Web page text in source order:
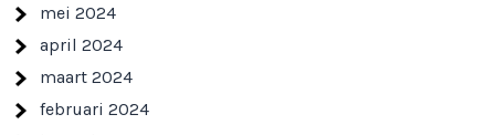
mei 2024
april 2024
maart 2024
februari 2024